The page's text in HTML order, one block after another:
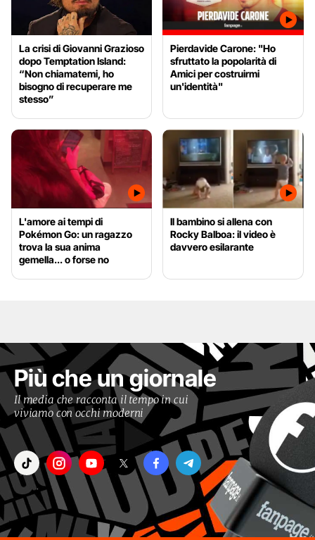
La crisi di Giovanni Grazioso
dopo Temptation Island:
“Non chiamatemi, ho
bisogno di recuperare me
stesso”
Pierdavide Carone: "Ho
sfruttato la popolarità di
Amici per costruirmi
un'identità"
L'amore ai tempi di
Pokémon Go: un ragazzo
trova la sua anima
gemella... o forse no
Il bambino si allena con
Rocky Balboa: il video è
davvero esilarante
Più che un giornale
Il media che racconta il tempo in cui
viviamo con occhi moderni